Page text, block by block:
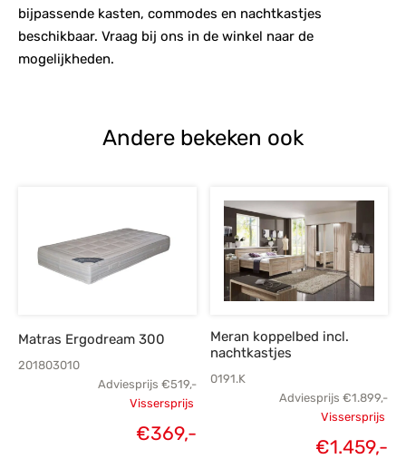
bijpassende kasten, commodes en nachtkastjes
beschikbaar. Vraag bij ons in de winkel naar de
mogelijkheden.
Andere bekeken ook
Matras Ergodream 300
201803010
Adviesprijs €519,-
Oorspronkelijke
Vissersprijs
€369,-
Meran koppelbed incl.
nachtkastjes
0191.K
Adviesprijs €1.899,-
Vissersprijs
€1.459,-